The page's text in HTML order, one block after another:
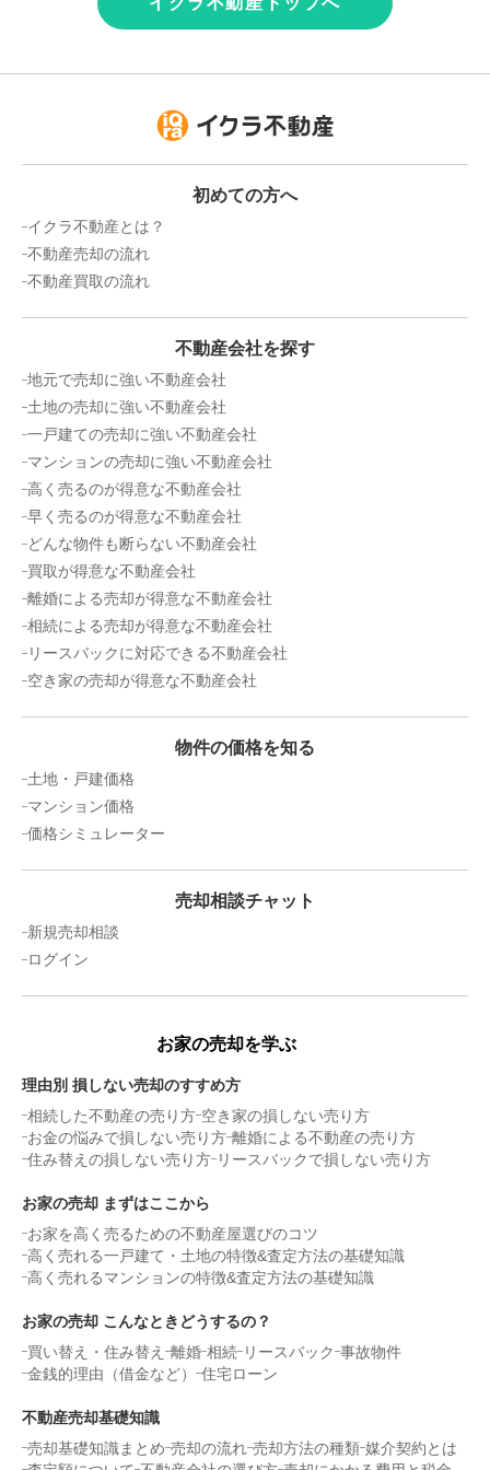
初めての方へ
イクラ不動産とは？
不動産売却の流れ
不動産買取の流れ
不動産会社を探す
地元で売却に強い不動産会社
土地の売却に強い不動産会社
一戸建ての売却に強い不動産会社
マンションの売却に強い不動産会社
高く売るのが得意な不動産会社
早く売るのが得意な不動産会社
どんな物件も断らない不動産会社
買取が得意な不動産会社
離婚による売却が得意な不動産会社
相続による売却が得意な不動産会社
リースバックに対応できる不動産会社
空き家の売却が得意な不動産会社
物件の価格を知る
土地・戸建価格
マンション価格
価格シミュレーター
売却相談チャット
新規売却相談
ログイン
お家の売却を学ぶ
理由別 損しない売却のすすめ方
相続した不動産の売り方 空き家の損しない売り方
お金の悩みで損しない売り方 離婚による不動産の売り方
住み替えの損しない売り方 リースバックで損しない売り方
お家の売却 まずはここから
お家を高く売るための不動産屋選びのコツ
高く売れる一戸建て・土地の特徴&査定方法の基礎知識
高く売れるマンションの特徴&査定方法の基礎知識
お家の売却 こんなときどうするの？
買い替え・住み替え
離婚 相続 リースバック 事故物件
金銭的理由（借金など）
住宅ローン
不動産売却基礎知識
売却基礎知識まとめ 売却の流れ 売却方法の種類 媒介契約とは